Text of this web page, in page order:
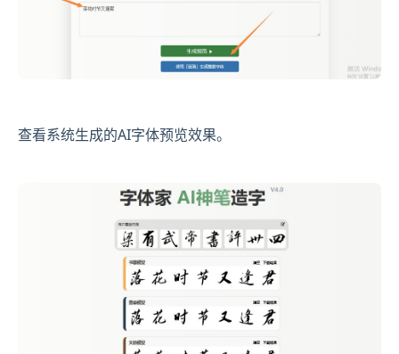
查看系统生成的AI字体预览效果。